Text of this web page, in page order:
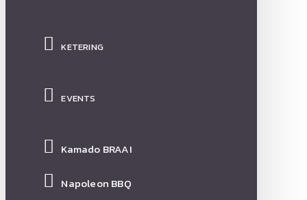
KETERING
EVENTS
Kamado BRAAI
Napoleon BBQ